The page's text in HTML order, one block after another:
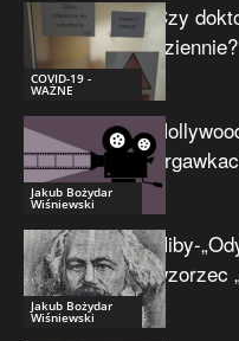
COVID-19 -
WAŻNE
Czy
dziennie?
Jakub Bożydar
Wiśniewski
Jakub Bożydar
Wiśniewski
Niby-
wzorzec